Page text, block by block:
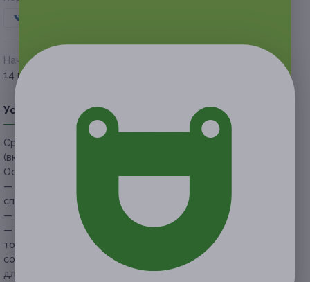
Начало действия
14 июня 2026 г.
Условия Описание Адреса Вопросы
Срок действия купонов:
(включительно).
Основные условия:
— купон не распространяется на другие
спецпредложения медицинского центра;
— обязательна предварительная запись по телефону;
— если участник акции опаздывает более чем на 15 минут,
то администрация медицинского центра оставляет за
собой право перенести процедуры на другое (удобное
для персонала и клиента) время;